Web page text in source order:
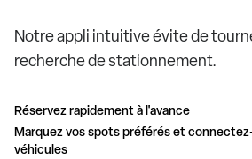
Notre appli intuitive évite de
recherche de stationnement.
Réservez rapidement à l'avance
Marquez vos spots préférés et
véhicules